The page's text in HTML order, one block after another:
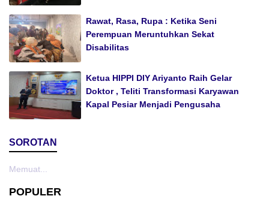
Rawat, Rasa, Rupa : Ketika Seni
Perempuan Meruntuhkan Sekat
Disabilitas
Ketua HIPPI DIY Ariyanto Raih Gelar
Doktor , Teliti Transformasi Karyawan
Kapal Pesiar Menjadi Pengusaha
SOROTAN
Memuat...
POPULER